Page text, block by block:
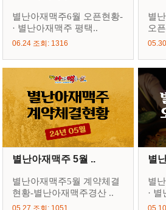
별난아재맥주6월 오픈현황-
· 별난아재맥주 평택..
06.24 조회: 1316
별
오
별난아재맥주 5월 ..
별난아재맥주5월 계약체결
현황-별난아재맥주경산 ..
05.27 조회: 1051
별
별
·